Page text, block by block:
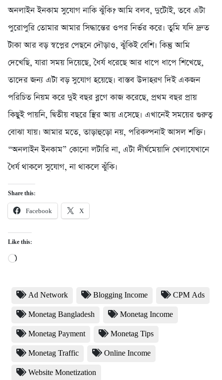
অনলাইন ইনকাম সুযোগ নাকি ঝুঁকি? আমি বলব, দুটোই, তবে এটা
পুরোপুরি তোমার আমার সিদ্ধান্তের ওপর নির্ভর করে। তুমি যদি দ্রুত
টাকা আর বড় স্বপ্নের পেছনে দৌড়াও, ঝুঁকিই বেশি। কিন্তু আমি
দেখেছি, যারা সময় দিয়েছে, ধৈর্য ধরেছে আর ধাপে ধাপে শিখেছে,
তাদের জন্য এটা বড় সুযোগ হয়েছে। বাস্তব উদাহরণ দিই একজন
পরিচিত নিয়ম করে দুই বছর ব্লগে কাজ করেছে, প্রথম বছর প্রায়
কিছুই পায়নি, দ্বিতীয় বছরে স্থির আয় এসেছে। এখানেই সময়ের গুরুত্ব
বোঝা যায়। আমার মতে, তাড়াহুড়ো নয়, পরিকল্পনাই আসল শক্তি।
“অনলাইন ইনকাম” কোনো লটারি না, এটা দীর্ঘমেয়াদি খেলাযেখানে
ধৈর্য থাকলে সুযোগ, না থাকলে ঝুঁকি।
Share this:
Facebook X
Like this:
Loading…
Ad Network Blogging Income CPM Ads
Monetag Bangladesh Monetag Income
Monetag Payment Monetag Tips
Monetag Traffic Online Income
Website Monetization